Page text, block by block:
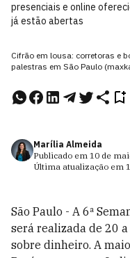
presenciais e online
já estão abertas
Cifrão em lousa: corretoras e
palestras em São Paulo
Marília Almeida
Publicado em 10 de
Última atualização em
São Paulo - A 6ª
será realizada de 20
sobre dinheiro. A